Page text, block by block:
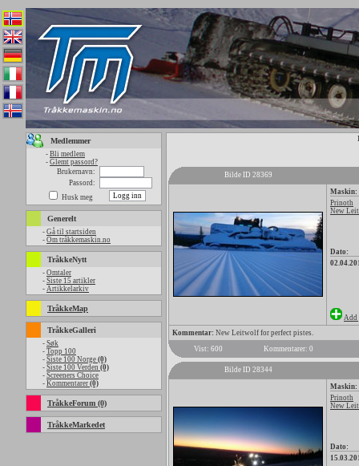
Medlemmer
- Bli medlem
- Glemt passord?
Brukernavn:
Passord:
Husk meg
Generelt
- Gå til startsiden
- Om tråkkemaskin.no
TråkkeNytt
- Omtaler
- Siste 15 artikler
- Artikkelarkiv
TråkkeMap
TråkkeGalleri
- Søk
- Topp 100
- Siste 100 Norge (0)
- Siste 100 Verden (0)
- Screeners Choice
- Kommentarer (0)
TråkkeForum (0)
TråkkeMarkedet
Bilde ID 28369
Maskin:
Prinoth
New
Dato:
Add
Kommentar: New Leitwolf for perfect pistes.
Vist: 600
Kommentarer: 0
Bilde ID 28344
Maskin:
Prinoth
New
Dato: